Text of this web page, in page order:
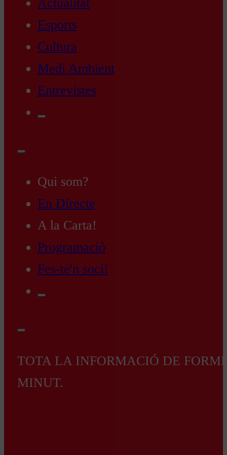
Esports
Cultura
Medi Ambient
Entrevistes
Qui som?
En Directe
A la Carta!
Programació
Fes-te'n soci!
TOTA LA INFORMACIÓ DE
MINUT.